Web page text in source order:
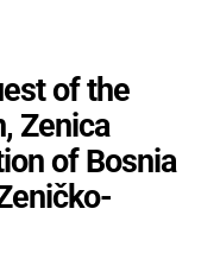
of the
Zenica
of Bosnia